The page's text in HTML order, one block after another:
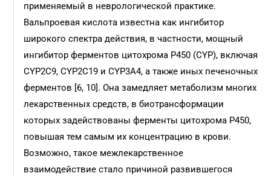
применяемый в неврологической практике.
Вальпроевая кислота известна как ингибитор
широкого спектра действия, в частности, мощный
ингибитор ферментов цитохрома Р450 (CYP), включая
CYP2C9, CYP2C19 и CYP3A4, а также иных печеночных
ферментов [6, 10]. Она замедляет метаболизм многих
лекарственных средств, в биотрансформации
которых задействованы ферменты цитохрома Р450,
повышая тем самым их концентрацию в крови.
Возможно, такое межлекарственное
взаимодействие стало причиной развившегося